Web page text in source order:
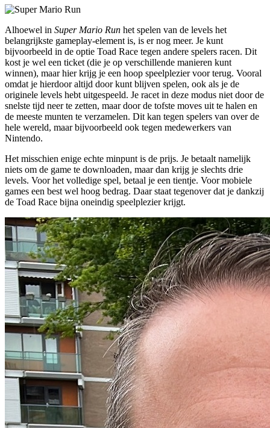
Alhoewel in Super Mario Run het spelen van de levels het
belangrijkste gameplay-element is, is er nog meer. Je kunt
bijvoorbeeld in de optie Toad Race tegen andere spelers racen. Dit
kost je wel een ticket (die je op verschillende manieren kunt
winnen), maar hier krijg je een hoop speelplezier voor terug. Vooral
omdat je hierdoor altijd door kunt blijven spelen, ook als je de
originele levels hebt uitgespeeld. Je racet in deze modus niet door de
snelste tijd neer te zetten, maar door de tofste moves uit te halen en
de meeste munten te verzamelen. Dit kan tegen spelers van over de
hele wereld, maar bijvoorbeeld ook tegen medewerkers van
Nintendo.
Het misschien enige echte minpunt is de prijs. Je betaalt namelijk
niets om de game te downloaden, maar dan krijg je slechts drie
levels. Voor het volledige spel, betaal je een tientje. Voor mobiele
games een best wel hoog bedrag. Daar staat tegenover dat je dankzij
de Toad Race bijna oneindig speelplezier krijgt.